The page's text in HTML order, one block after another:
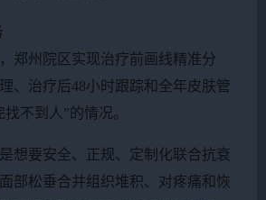
郑州院区实现治疗前画线精准分
、治疗后48小时跟踪和全年皮肤管
不到人”的情况。
想要安全、正规、定制化联合抗衰
部松垂合并组织堆积、对疼痛和恢